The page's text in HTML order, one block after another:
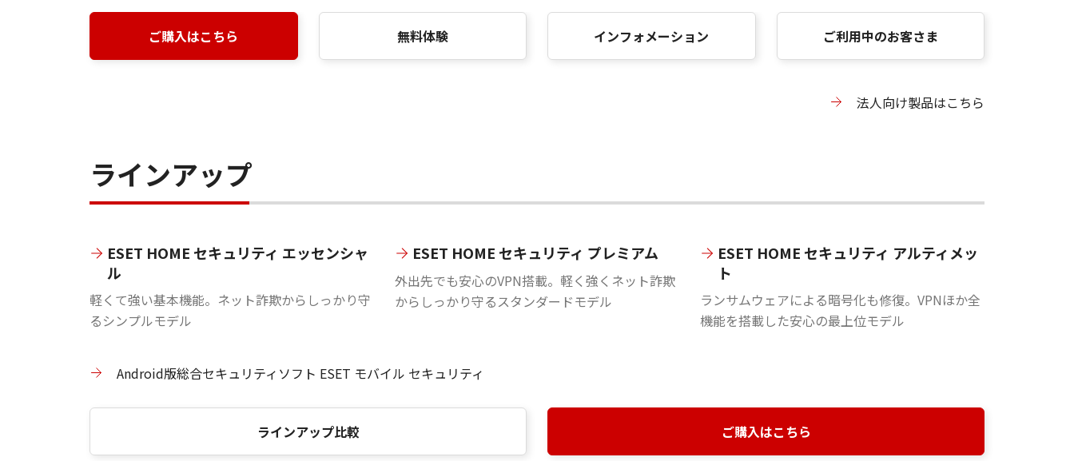
ご購入はこちら 無料体験 インフォメーション ご利用中のお客さま
法人向け製品はこちら
ラインアップ
ESET HOME セキュリティ エッセンシャ
ル
軽くて強い基本機能。ネット詐欺からしっかり守
るシンプルモデル
ESET HOME セキュリティ プレミアム
外出先でも安心のVPN搭載。軽く強くネット詐欺
からしっかり守るスタンダードモデル
ESET HOME セキュリティ アルティメッ
ト
ランサムウェアによる暗号化も修復。VPNほか全
機能を搭載した安心の最上位モデル
Android版総合セキュリティソフト ESET モバイル セキュリティ
ラインアップ比較 ご購入はこちら